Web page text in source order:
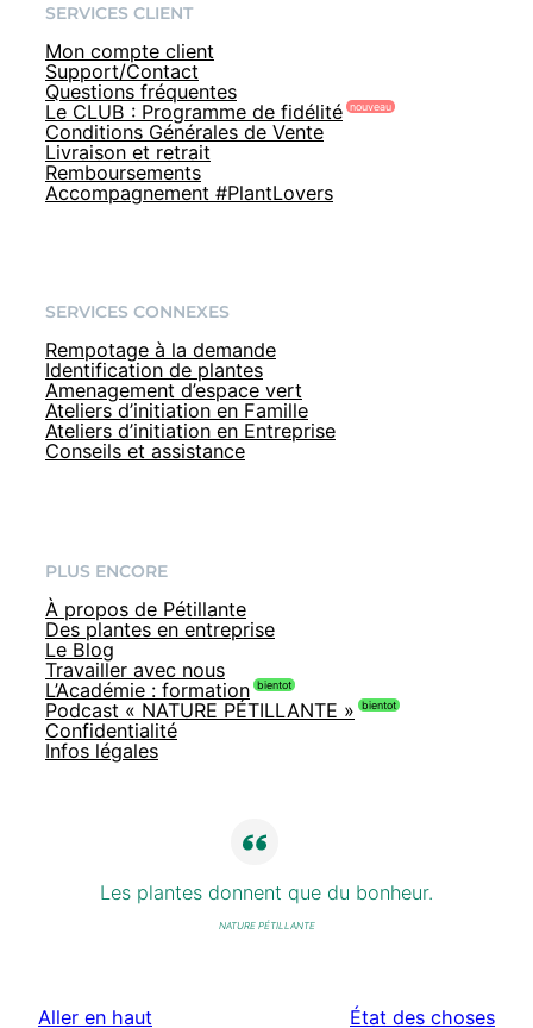
SERVICES CLIENT
Mon compte client
Support/Contact
Questions fréquentes
Le CLUB : Programme de fidélité
Conditions Générales de Vente
Livraison et retrait
Remboursements
Accompagnement #PlantLovers
SERVICES CONNEXES
Rempotage à la demande
Identification de plantes
Amenagement d’espace vert
Ateliers d’initiation en Famille
Ateliers d’initiation en Entreprise
Conseils et assistance
PLUS ENCORE
À propos de Pétillante
Des plantes en entreprise
Le Blog
Travailler avec nous
L’Académie : formation
Podcast « NATURE PÉTILLANTE »
Confidentialité
Infos légales
Les plantes donnent que du bonheur.
NATURE PÉTILLANTE
Aller en haut État des choses